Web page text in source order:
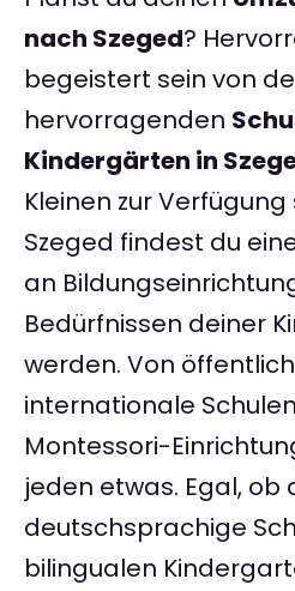
nach Szeged?
begeistert sein von
hervorragenden
Kindergärten in
Kleinen zur Verfügung
Szeged findest du
an
Bedürfnissen deiner
werden. Von
internationale
Montessori-
jeden etwas. Egal, ob
deutschsprachige
bilingualen